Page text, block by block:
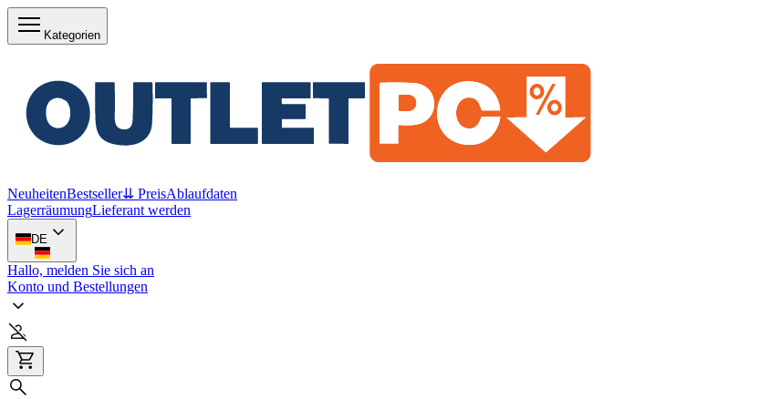
Kategorien
NeuheitenBestseller⇊ PreisAblaufdaten
LagerräumungLieferant werden
DE
Hallo, melden Sie sich an
Konto und Bestellungen